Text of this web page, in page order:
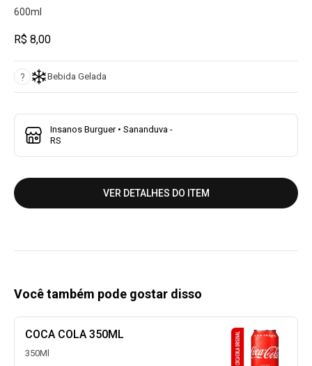
600ml
R$ 8,00
? Bebida Gelada
Insanos Burguer • Sananduva -
RS
VER DETALHES DO ITEM
Você também pode gostar disso
COCA COLA 350ML
350Ml